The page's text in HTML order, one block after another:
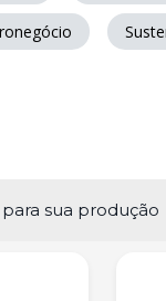
sua produção